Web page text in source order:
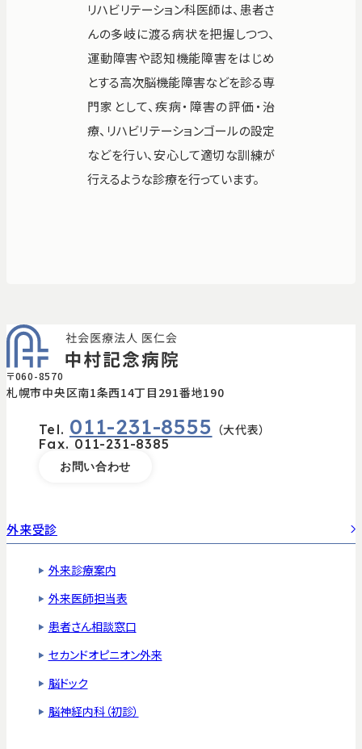
リハビリテーション科医師は、患者さ
んの多岐に渡る病状を把握しつつ、
運動障害や認知機能障害をはじめ
とする高次脳機能障害などを診る専
門家として、疾病・障害の評価・治
療、リハビリテーションゴールの設定
などを行い、安心して適切な訓練が
行えるような診療を行っています。
〒060-8570
札幌市中央区南1条西14丁目291番地190
Tel. 011-231-8555 （大代表）
Fax. 011-231-8385
お問い合わせ
外来受診
外来診療案内
外来医師担当表
患者さん相談窓口
セカンドオピニオン外来
脳ドック
脳神経内科（初診）